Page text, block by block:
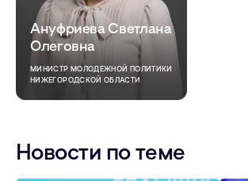
Ануфриева Светлана
Олеговна
МИНИСТР МОЛОДЕЖНОЙ ПОЛИТИКИ
НИЖЕГОРОДСКОЙ ОБЛАСТИ
Новости по теме